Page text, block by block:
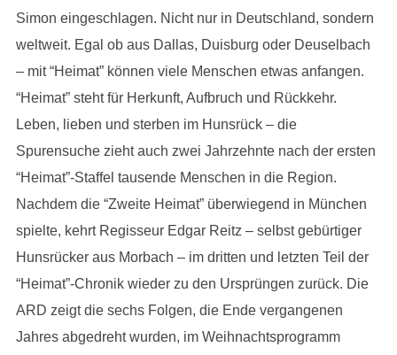
Simon eingeschlagen. Nicht nur in Deutschland, sondern
weltweit. Egal ob aus Dallas, Duisburg oder Deuselbach
– mit “Heimat” können viele Menschen etwas anfangen.
“Heimat” steht für Herkunft, Aufbruch und Rückkehr.
Leben, lieben und sterben im Hunsrück – die
Spurensuche zieht auch zwei Jahrzehnte nach der ersten
“Heimat”-Staffel tausende Menschen in die Region.
Nachdem die “Zweite Heimat” überwiegend in München
spielte, kehrt Regisseur Edgar Reitz – selbst gebürtiger
Hunsrücker aus Morbach – im dritten und letzten Teil der
“Heimat”-Chronik wieder zu den Ursprüngen zurück. Die
ARD zeigt die sechs Folgen, die Ende vergangenen
Jahres abgedreht wurden, im Weihnachtsprogramm